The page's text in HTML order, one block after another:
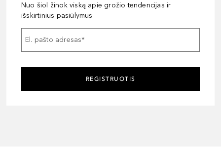
Nuo šiol žinok viską apie grožio tendencijas ir
išskirtinius pasiūlymus
El. pašto adresas*
REGISTRUOTIS